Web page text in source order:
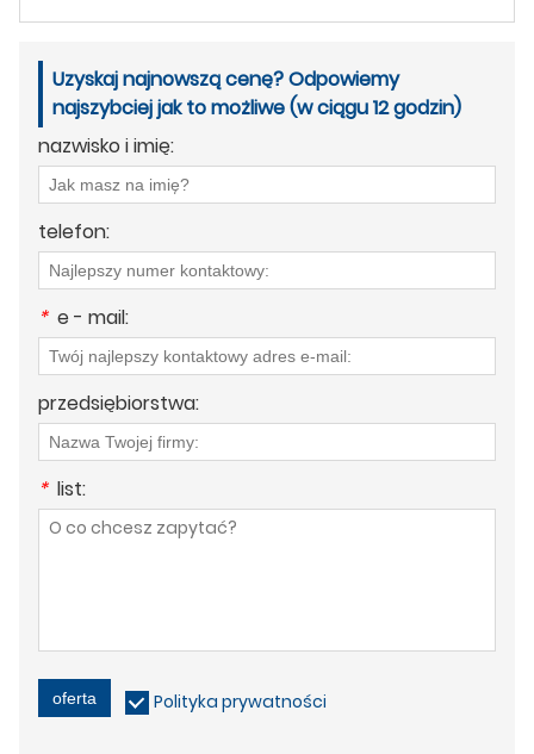
Uzyskaj najnowszą cenę? Odpowiemy
najszybciej jak to możliwe (w ciągu 12 godzin)
nazwisko i imię:
telefon:
* e - mail:
przedsiębiorstwa:
* list:
oferta Polityka prywatności